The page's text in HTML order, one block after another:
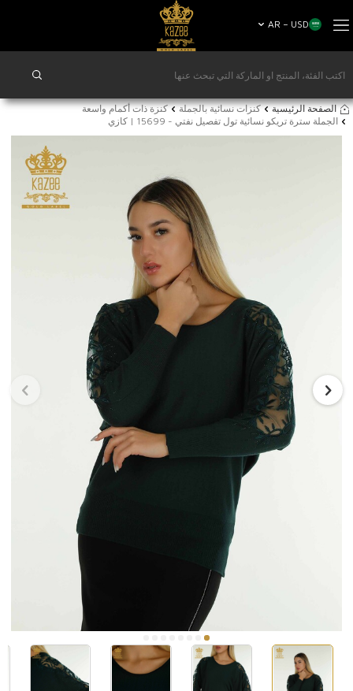
AR − USD
الصفحة الرئيسية كنزات نسائية بالجملة
كنزة ذات أكمام واسعة
الجملة سترة تريكو نسائية تول تفصيل نفتي - 15699 | كازي